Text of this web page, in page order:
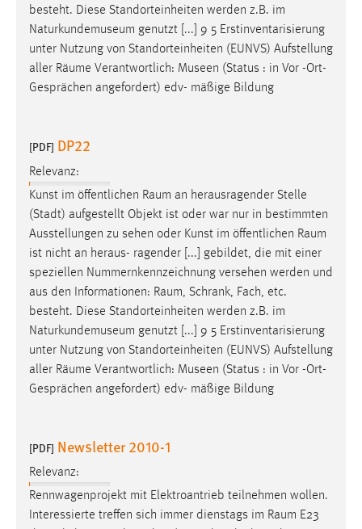
besteht. Diese Standorteinheiten werden z.B. im
Naturkundemuseum genutzt [...] 9 5 Erstinventarisierung
unter Nutzung von Standorteinheiten (EUNVS) Aufstellung
aller Räume Verantwortlich: Museen (Status : in Vor -Ort-
Gesprächen angefordert) edv- mäßige Bildung
[PDF] DP22
Relevanz:
Kunst im öffentlichen Raum an herausragender Stelle
(Stadt) aufgestellt Objekt ist oder war nur in bestimmten
Ausstellungen zu sehen oder Kunst im öffentlichen Raum
ist nicht an heraus- ragender [...] gebildet, die mit einer
speziellen Nummernkennzeichnung versehen werden und
aus den Informationen: Raum, Schrank, Fach, etc.
besteht. Diese Standorteinheiten werden z.B. im
Naturkundemuseum genutzt [...] 9 5 Erstinventarisierung
unter Nutzung von Standorteinheiten (EUNVS) Aufstellung
aller Räume Verantwortlich: Museen (Status : in Vor -Ort-
Gesprächen angefordert) edv- mäßige Bildung
[PDF] Newsletter 2010-1
Relevanz:
Rennwagenprojekt mit Elektroantrieb teilnehmen wollen.
Interessierte treffen sich immer dienstags im Raum E23